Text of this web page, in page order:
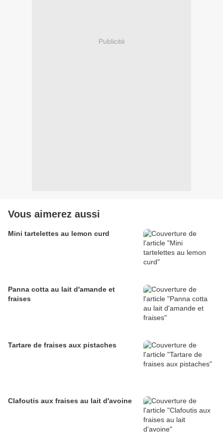
Publicité
Vous aimerez aussi
Mini tartelettes au lemon curd
Panna cotta au lait d'amande et
fraises
Tartare de fraises aux pistaches
Clafoutis aux fraises au lait d'avoine